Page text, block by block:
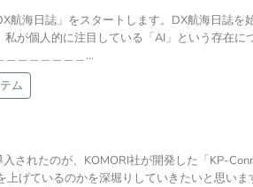
航海日誌」をスタートします。DX航海日誌を
が個人的に注目している「AI」という存在に
＿＿＿＿＿＿＿...
ム
されたのが、KOMORI社が開発した「KP-
げているのかを深堀りしていきたいと思いま